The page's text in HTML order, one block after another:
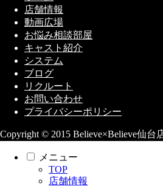
店舗情報
動画広場
お悩み相談部屋
キャスト紹介
システム
ブログ
リクルート
お問い合わせ
プライバシーポリシー
Copyright © 2015 Believe×Believe仙台
メニュー
TOP
店舗情報